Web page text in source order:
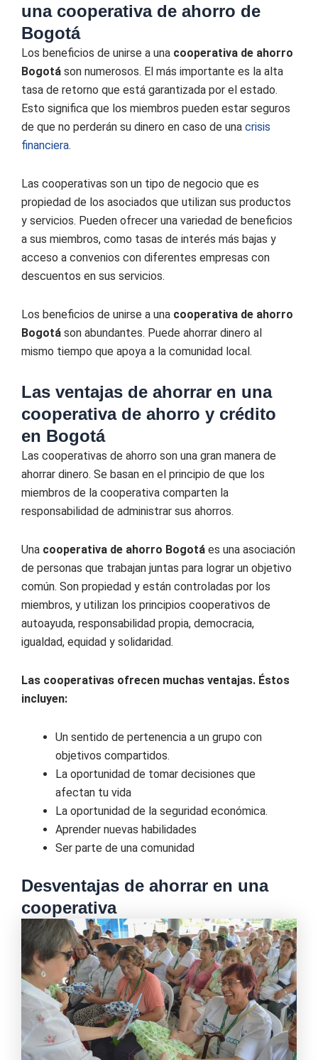
una cooperativa de ahorro de
Bogotá
Los beneficios de unirse a una cooperativa de ahorro
Bogotá son numerosos. El más importante es la alta
tasa de retorno que está garantizada por el estado.
Esto significa que los miembros pueden estar seguros
de que no perderán su dinero en caso de una crisis
financiera.
Las cooperativas son un tipo de negocio que es
propiedad de los asociados que utilizan sus productos
y servicios. Pueden ofrecer una variedad de beneficios
a sus miembros, como tasas de interés más bajas y
acceso a convenios con diferentes empresas con
descuentos en sus servicios.
Los beneficios de unirse a una cooperativa de ahorro
Bogotá son abundantes. Puede ahorrar dinero al
mismo tiempo que apoya a la comunidad local.
Las ventajas de ahorrar en una
cooperativa de ahorro y crédito
en Bogotá
Las cooperativas de ahorro son una gran manera de
ahorrar dinero. Se basan en el principio de que los
miembros de la cooperativa comparten la
responsabilidad de administrar sus ahorros.
Una cooperativa de ahorro Bogotá es una asociación
de personas que trabajan juntas para lograr un objetivo
común. Son propiedad y están controladas por los
miembros, y utilizan los principios cooperativos de
autoayuda, responsabilidad propia, democracia,
igualdad, equidad y solidaridad.
Las cooperativas ofrecen muchas ventajas. Éstos
incluyen:
Un sentido de pertenencia a un grupo con
objetivos compartidos.
La oportunidad de tomar decisiones que
afectan tu vida
La oportunidad de la seguridad económica.
Aprender nuevas habilidades
Ser parte de una comunidad
Desventajas de ahorrar en una
cooperativa